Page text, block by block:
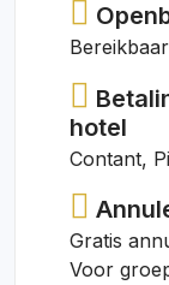
hotel
Contant,
Gratis
Voor